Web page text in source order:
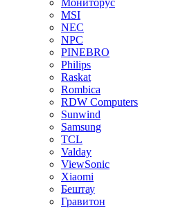
Мониторус
MSI
NEC
NPC
PINEBRO
Philips
Raskat
Rombica
RDW Computers
Sunwind
Samsung
TCL
Valday
ViewSonic
Xiaomi
Бештау
Гравитон